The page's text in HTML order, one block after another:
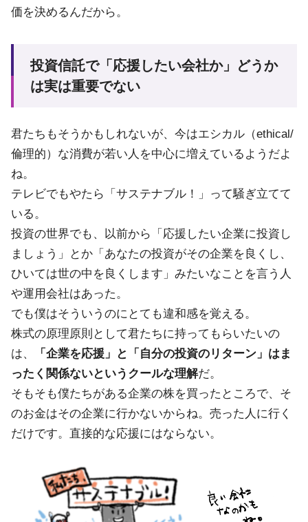
価を決めるんだから。
投資信託で「応援したい会社か」どうか
は実は重要でない
君たちもそうかもしれないが、今はエシカル（ethical/
倫理的）な消費が若い人を中心に増えているようだよ
ね。
テレビでもやたら「サステナブル！」って騒ぎ立てて
いる。
投資の世界でも、以前から「応援したい企業に投資し
ましょう」とか「あなたの投資がその企業を良くし、
ひいては世の中を良くします」みたいなことを言う人
や運用会社はあった。
でも僕はそういうのにとても違和感を覚える。
株式の原理原則として君たちに持ってもらいたいの
は、
「企業を応援」と「自分の投資のリターン」はま
ったく関係ないというクールな理解だ。
そもそも僕たちがある企業の株を買ったところで、そ
のお金はその企業に行かないからね。売った人に行く
だけです。直接的な応援にはならない。